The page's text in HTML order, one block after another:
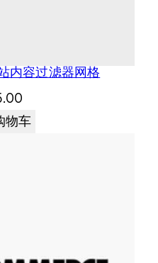
内容过滤器网格
物车